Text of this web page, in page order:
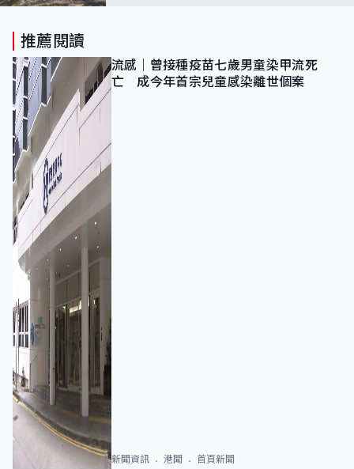
推薦閱讀
流感｜曾接種疫苗七歲男童染甲流死
亡 成今年首宗兒童感染離世個案
新聞資訊 港聞 首頁新聞